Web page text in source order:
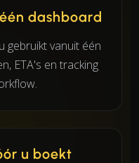
dashboard
gebruikt vanuit één
ETA's en tracking
u boekt